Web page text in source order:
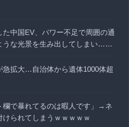
中国EV、パワー不足で周囲の通
うな光景を生み出してしまい……
急拡大…自治体から遺体1000体超
欄で暴れてるのは暇人です」→ネ
けられてしまうｗｗｗｗｗ